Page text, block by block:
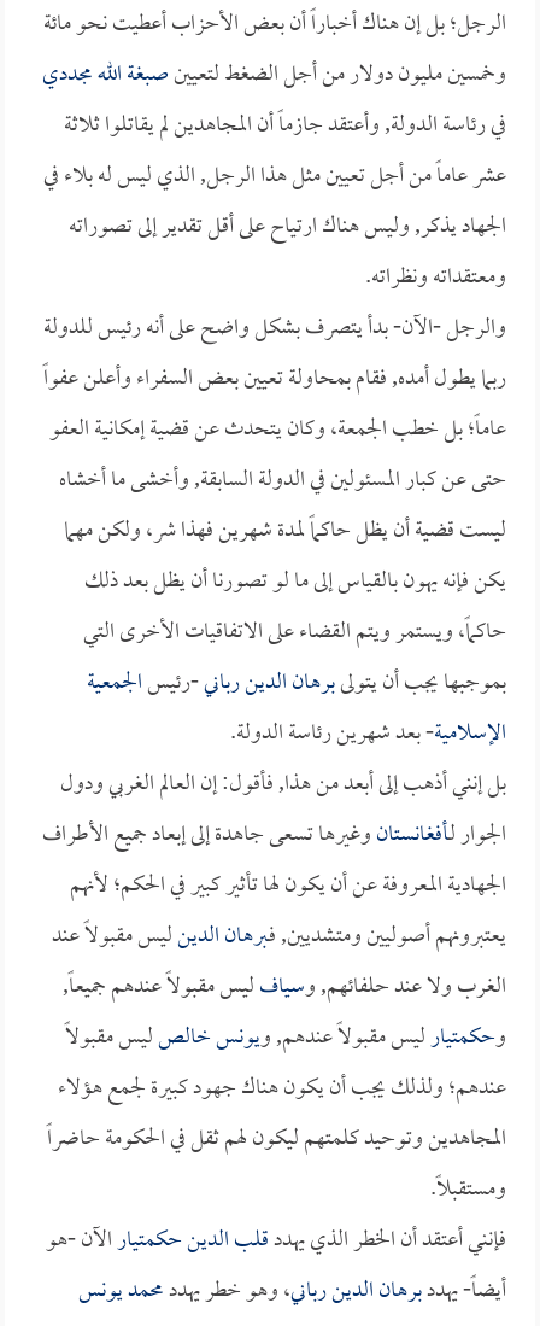
الرجل؛ بل إن هناك أخباراً أن بعض الأحزاب أعطيت نحو مائة
وخمسين مليون دولار من أجل الضغط لتعيينصبغة الله مجددي
في رئاسة الدولة, وأعتقد جازماً أن المجاهدين لم يقاتلوا ثلاثة
عشر عاماً من أجل تعيين مثل هذا الرجل, الذي ليس له بلاء في
الجهاد يذكر, وليس هناك ارتياح على أقل تقدير إلى تصوراته
ومعتقداته ونظراته.
والرجل -الآن- بدأ يتصرف بشكل واضح على أنه رئيس للدولة
ربما يطول أمده, فقام بمحاولة تعيين بعض السفراء وأعلن عفواً
عاماً؛ بل خطب الجمعة، وكان يتحدث عن قضية إمكانية العفو
حتى عن كبار المسئولين في الدولة السابقة, وأخشى ما أخشاه
ليست قضية أن يظل حاكماً لمدة شهرين فهذا شر، ولكن مهما
يكن فإنه يهون بالقياس إلى ما لو تصورنا أن يظل بعد ذلك
حاكماً، ويستمر ويتم القضاء على الاتفاقيات الأخرى التي
بموجبها يجب أن يتولىبرهان الدين رباني-رئيسالجمعية
الإسلامية- بعد شهرين رئاسة الدولة.
بل إنني أذهب إلى أبعد من هذا, فأقول: إن العالم الغربي ودول
الجوار لـأفغانستانوغيرها تسعى جاهدة إلى إبعاد جميع الأطراف
الجهادية المعروفة عن أن يكون لها تأثير كبير في الحكم؛ لأنهم
يعتبرونهم أصوليين ومتشديين, فـبرهان الدينليس مقبولاً عند
الغرب ولا عند حلفائهم, وسيافليس مقبولاً عندهم جميعاً,
وحكمتيارليس مقبولاً عندهم, ويونس خالصليس مقبولاً
عندهم؛ ولذلك يجب أن يكون هناك جهود كبيرة لجمع هؤلاء
المجاهدين وتوحيد كلمتهم ليكون لهم ثقل في الحكومة حاضراً
ومستقبلاً.
فإنني أعتقد أن الخطر الذي يهددقلب الدين حكمتيارالآن -هو
أيضاً- يهددبرهان الدين رباني، وهو خطر يهددمحمد يونس